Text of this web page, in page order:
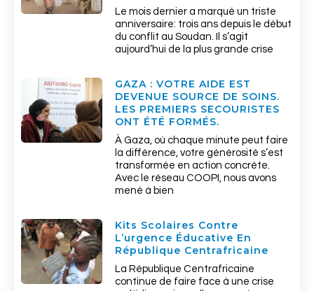
Le mois dernier a marqué un triste
anniversaire: trois ans depuis le début
du conflit au Soudan. Il s’agit
aujourd’hui de la plus grande crise
GAZA : VOTRE AIDE EST
DEVENUE SOURCE DE SOINS.
LES PREMIERS SECOURISTES
ONT ÉTÉ FORMÉS.
À Gaza, où chaque minute peut faire
la différence, votre générosité s’est
transformée en action concrète.
Avec le réseau COOPI, nous avons
mené à bien
Kits Scolaires Contre
L’urgence Éducative En
République Centrafricaine
La République Centrafricaine
continue de faire face à une crise